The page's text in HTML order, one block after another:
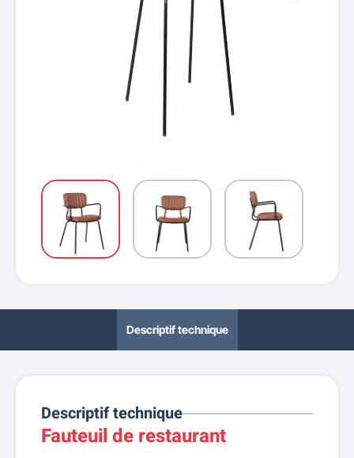
Descriptif technique
Descriptif technique
Fauteuil de restaurant